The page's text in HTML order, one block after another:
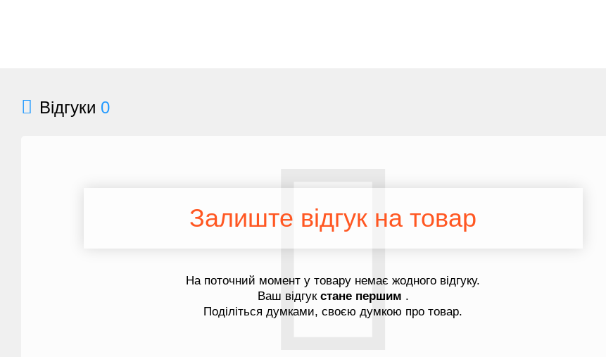
Відгуки 0
Залиште відгук на товар
На поточний момент у товару немає жодного відгуку.
Ваш відгук стане першим .
Поділіться думками, своєю думкою про товар.